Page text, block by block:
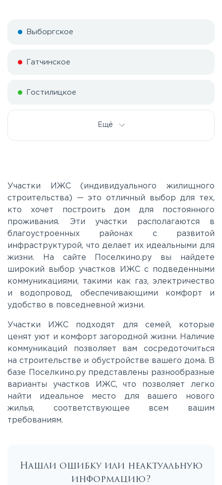
Выборгское
Гатчинское
Гостилицкое
Киевское
Ленинградское
Московское
Мурманское
Новоприозерское
Приморское
Приозерское
Пулковское
Ещё
Участки ИЖС (индивидуального жилищного
строительства) — это отличный выбор для тех,
кто хочет построить дом для постоянного
проживания. Эти участки располагаются в
благоустроенных районах с развитой
инфраструктурой, что делает их идеальными для
жизни. На сайте Поселкино.ру вы найдете
широкий выбор участков ИЖС с подведенными
коммуникациями, такими как газ, электричество
и водопровод, обеспечивающими комфорт и
удобство в повседневной жизни.
Участки ИЖС подходят для семей, которые
ценят уют и комфорт загородной жизни. Наличие
коммуникаций позволяет вам сосредоточиться
на строительстве и обустройстве вашего дома. В
базе Поселкино.ру представлены разнообразные
варианты участков ИЖС, что позволяет легко
найти идеальное место для вашего нового
жилья, соответствующее всем вашим
требованиям.
Нашли ошибку или неактуальную
информацию?